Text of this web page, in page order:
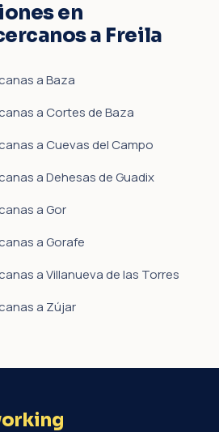
en
a Freila
a Baza
a Cortes de Baza
a Cuevas del Campo
a Dehesas de Guadix
a Gor
a Gorafe
a Villanueva de las Torres
a Zújar